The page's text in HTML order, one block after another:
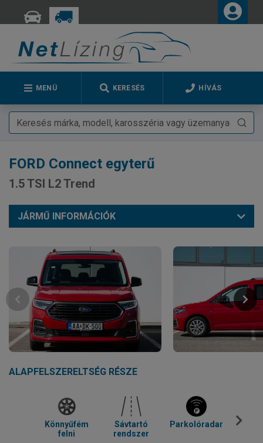
MENÜ KERESÉS HÍVÁS
FORD Connect egyterű
1.5 TSI L2 Trend
JÁRMŰ INFORMÁCIÓK
ALAPFELSZERELTSÉG RÉSZE
Könnyűfém
felni
Sávtartó
rendszer
Parkolóradar